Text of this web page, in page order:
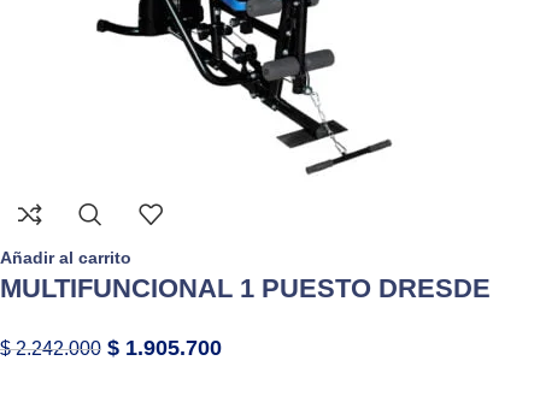
Añadir al carrito
MULTIFUNCIONAL 1 PUESTO DRESDE
$2.242.000 $ 1.905.700